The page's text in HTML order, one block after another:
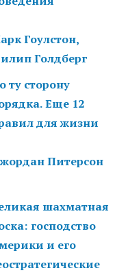
Гоулстон,
Голдберг
ту сторону
Еще 12
для жизни
Питерсон
шахматная
господство
и его